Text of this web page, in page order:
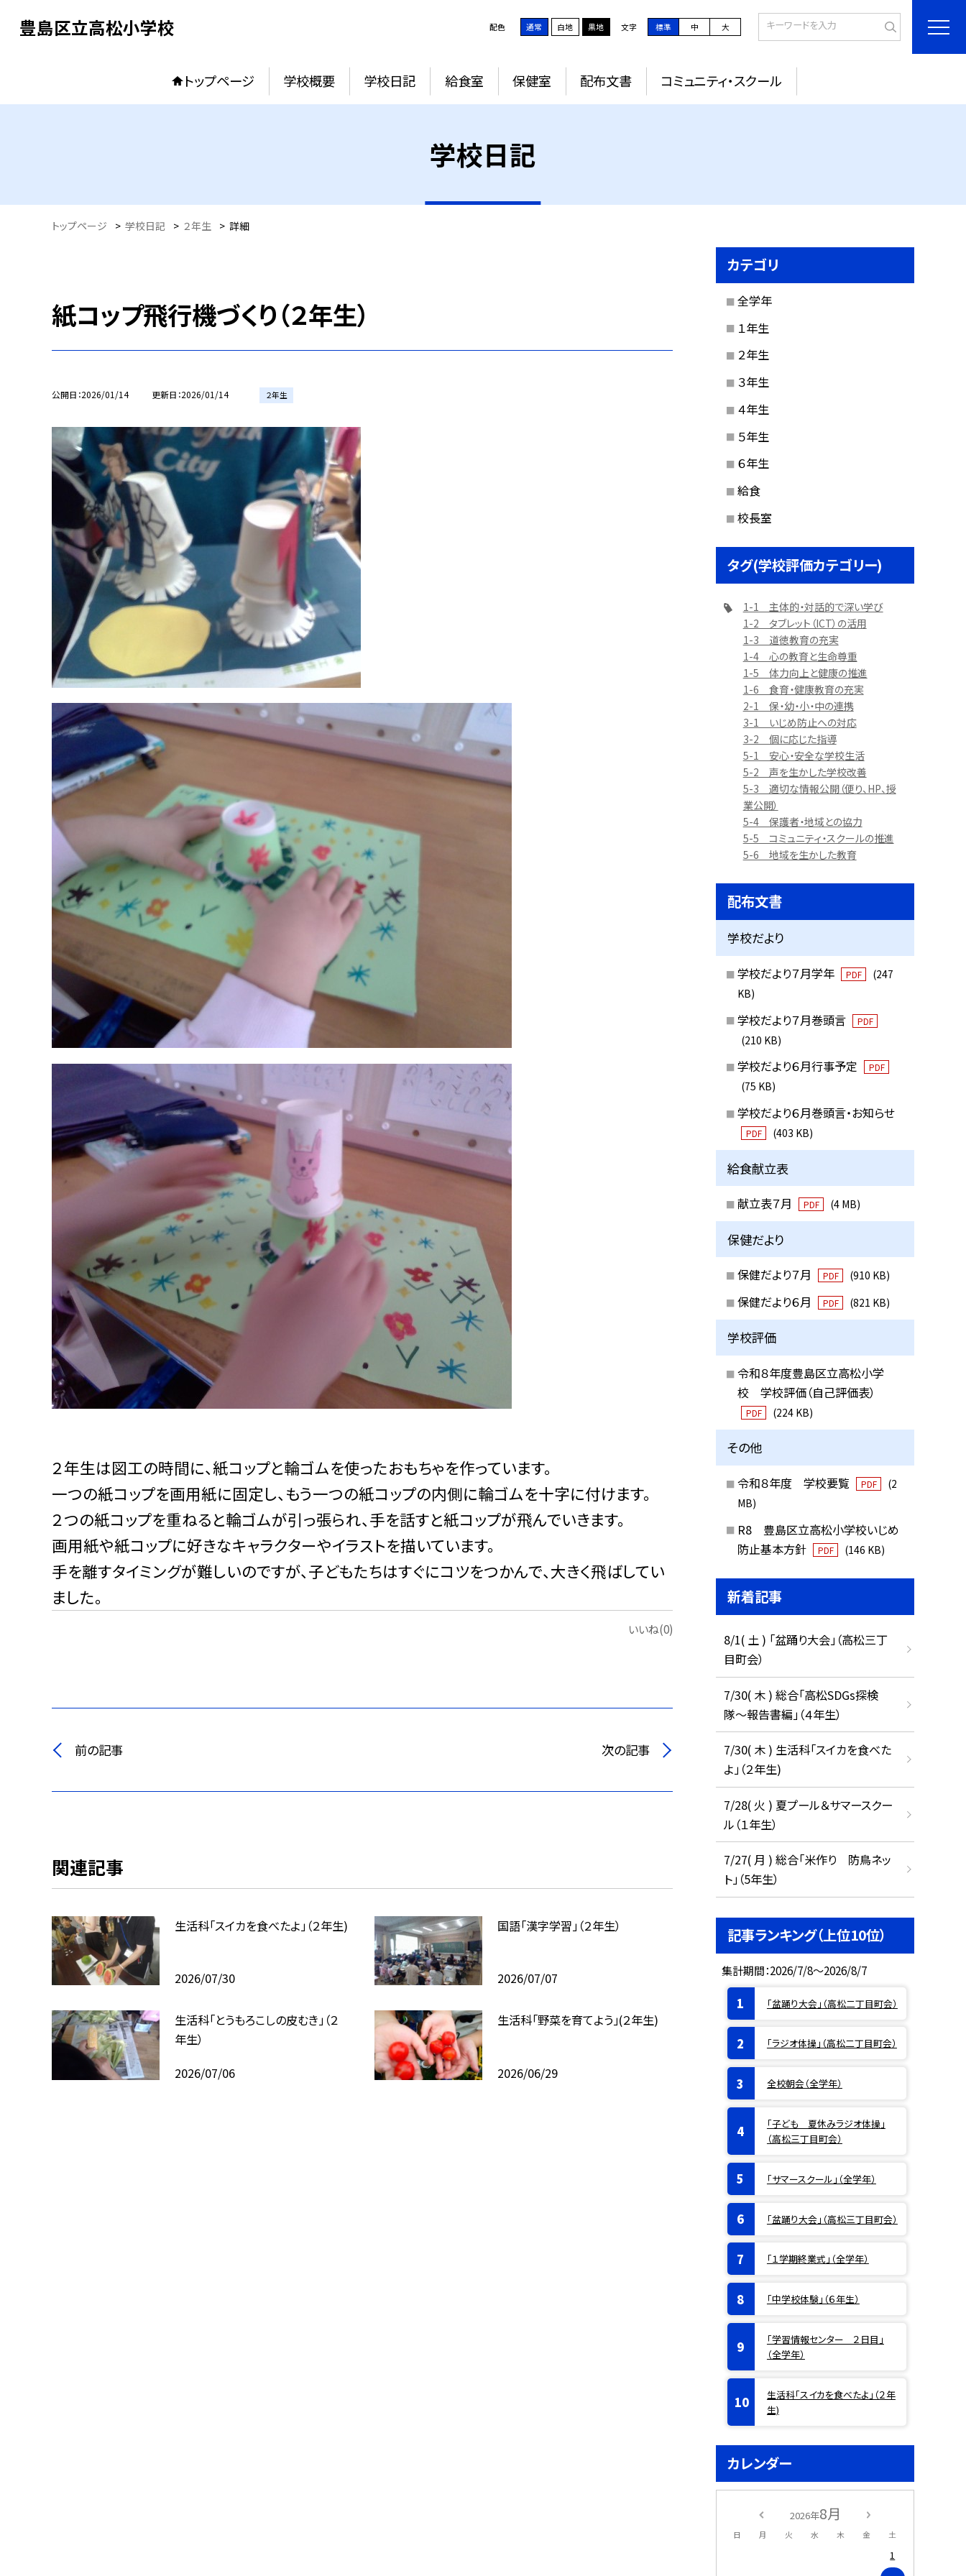
豊島区立高松小学校 配色 通常 白地 黒地 文字 標準 中 大
トップページ 学校概要 学校日記 給食室 保健室 配布文書 コミュニティ・スクール
学校日記
トップページ > 学校日記 > ２年生 > 詳細
紙コップ飛行機づくり（２年生）
公開日 2026/01/14 更新日 2026/01/14 ２年生
２年生は図工の時間に、紙コップと輪ゴムを使ったおもちゃを作っています。
一つの紙コップを画用紙に固定し、もう一つの紙コップの内側に輪ゴムを十字に付けます。
２つの紙コップを重ねると輪ゴムが引っ張られ、手を話すと紙コップが飛んでいきます。
画用紙や紙コップに好きなキャラクターやイラストを描いています。
手を離すタイミングが難しいのですが、子どもたちはすぐにコツをつかんで、大きく飛ばしてい
ました。
いいね(0)
前の記事 次の記事
関連記事
生活科「スイカを食べたよ」（２年生)
2026/07/30
国語「漢字学習」（２年生）
2026/07/07
生活科「とうもろこしの皮むき」（２
年生）
2026/07/06
生活科「野菜を育てよう」(２年生)
2026/06/29
カテゴリ
全学年
１年生
２年生
３年生
４年生
５年生
６年生
給食
校長室
タグ(学校評価カテゴリー)
1-1 主体的・対話的で深い学び
1-2 タブレット（ICT）の活用
1-3 道徳教育の充実
1-4 心の教育と生命尊重
1-5 体力向上と健康の推進
1-6 食育・健康教育の充実
2-1 保・幼・小・中の連携
3-1 いじめ防止への対応
3-2 個に応じた指導
5-1 安心・安全な学校生活
5-2 声を生かした学校改善
5-3 適切な情報公開（便り、HP、授
業公開）
5-4 保護者・地域との協力
5-5 コミュニティ・スクールの推進
5-6 地域を生かした教育
配布文書
学校だより
学校だより７月学年 PDF
(247
KB)
学校だより７月巻頭言 PDF
(210 KB)
学校だより６月行事予定 PDF
(75 KB)
学校だより６月巻頭言・お知らせ
PDF (403 KB)
給食献立表
献立表７月 PDF (4 MB)
保健だより
保健だより７月 PDF (910 KB)
保健だより６月 PDF (821 KB)
学校評価
令和８年度豊島区立高松小学
校 学校評価（自己評価表）
PDF (224 KB)
その他
令和８年度 学校要覧 PDF
(2
MB)
R8 豊島区立高松小学校いじめ
防止基本方針
PDF (146 KB)
新着記事
8/1( 土 ) 「盆踊り大会」（高松三丁
目町会）
7/30( 木 ) 総合「高松SDGs探検
隊〜報告書編」（４年生）
7/30( 木 ) 生活科「スイカを食べた
よ」（２年生)
7/28( 火 ) 夏プール＆サマースクー
ル（１年生）
7/27( 月 ) 総合「米作り 防鳥ネッ
ト」（5年生）
記事ランキング（上位10位）
集計期間：2026/7/8～2026/8/7
「盆踊り大会」（高松二丁目町会）
「ラジオ体操」（高松二丁目町会）
全校朝会（全学年）
「子ども 夏休みラジオ体操」
（高松三丁目町会）
「サマースクール」（全学年）
「盆踊り大会」（高松三丁目町会）
「１学期終業式」（全学年）
「中学校体験」（６年生）
「学習情報センター ２日目」
（全学年）
生活科「スイカを食べたよ」（２年
生)
カレンダー
2026年8月
日 月 火 水 木 金 土
1